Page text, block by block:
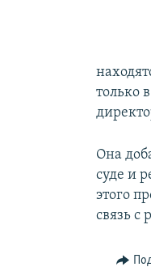
только
Она
суде и
этого
связь с